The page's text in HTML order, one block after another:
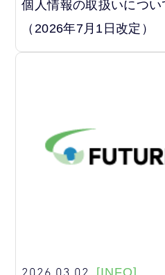
個人情報の取扱いにつ
（2026年7月1日改定）